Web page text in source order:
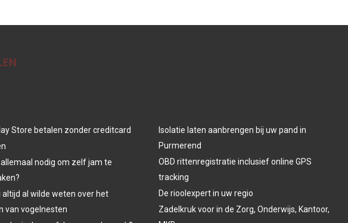
Store betalen zonder creditcard
nodig om zelf jam te
altijd al wilde weten over het
van vogelnesten
Isolatie laten aanbrengen bij uw pand in
Purmerend
OBD rittenregistratie inclusief online GPS
tracking
De rioolexpert in uw regio
Zadelkruk voor in de Zorg, Onderwijs, Kantoor,